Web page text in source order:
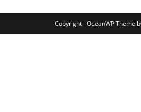
Copyright - OceanWP Theme